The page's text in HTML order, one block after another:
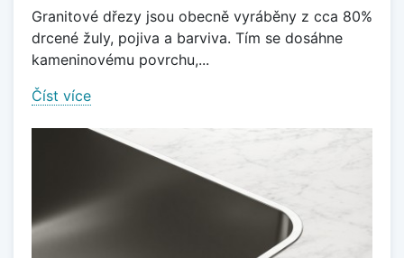
Granitové dřezy jsou obecně vyráběny z cca 80%
drcené žuly, pojiva a barviva. Tím se dosáhne
kameninovému povrchu,...
Číst více